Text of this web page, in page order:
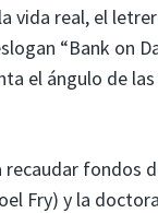
vida real, el
“Bank on
el ángulo de
fondos
Fry) y la